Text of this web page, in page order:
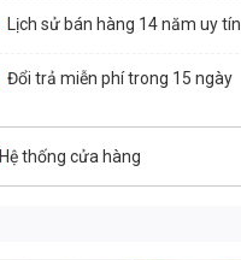
Lịch sử bán hàng 14 năm uy tín
Đổi trả miễn phí trong 15 ngày
Hệ thống cửa hàng